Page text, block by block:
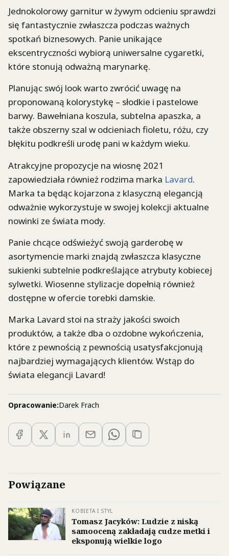
Jednokolorowy garnitur w żywym odcieniu sprawdzi
się fantastycznie zwłaszcza podczas ważnych
spotkań biznesowych. Panie unikające
ekscentryczności wybiorą uniwersalne cygaretki,
które stonują odważną marynarkę.
Planując swój look warto zwrócić uwagę na
proponowaną kolorystykę – słodkie i pastelowe
barwy. Bawełniana koszula, subtelna apaszka, a
także obszerny szal w odcieniach fioletu, różu, czy
błękitu podkreśli urodę pani w każdym wieku.
Atrakcyjne propozycje na wiosnę 2021
zapowiedziała również rodzima marka Lavard.
Marka ta będąc kojarzona z klasyczną elegancją
odważnie wykorzystuje w swojej kolekcji aktualne
nowinki ze świata mody.
Panie chcące odświeżyć swoją garderobę w
asortymencie marki znajdą zwłaszcza klasyczne
sukienki subtelnie podkreślające atrybuty kobiecej
sylwetki. Wiosenne stylizacje dopełnią również
dostępne w ofercie torebki damskie.
Marka Lavard stoi na straży jakości swoich
produktów, a także dba o ozdobne wykończenia,
które z pewnością z pewnością usatysfakcjonują
najbardziej wymagających klientów. Wstąp do
świata elegancji Lavard!
Opracowanie:Darek Frach
Powiązane
KOBIETA I STYL
Tomasz Jacyków: Ludzie z niską
samooceną zakładają cudze metki i
eksponują wielkie logo